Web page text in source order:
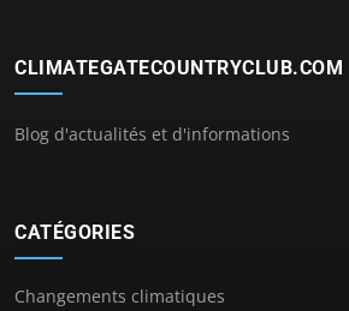
CLIMATEGATECOUNTRYCLUB.COM
Blog d'actualités et d'informations
CATÉGORIES
Changements climatiques